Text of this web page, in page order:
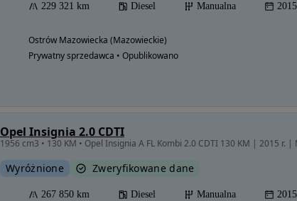
229 321 km Diesel Manualna 2015
Ostrów Mazowiecka (Mazowieckie)
Prywatny sprzedawca • Opublikowano
Opel Insignia 2.0 CDTI
1956 cm3 • 130 KM • Opel Insignia A FL Kombi 2.0 CDTI 130 KM | 2015 r. |
Wyróżnione Zweryfikowane dane
267 850 km Diesel Manualna 2015